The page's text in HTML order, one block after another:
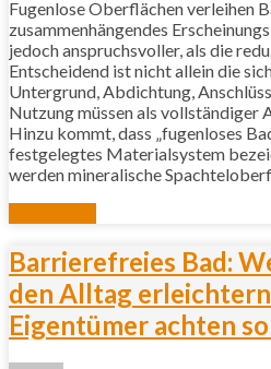
Fugenlose Oberflächen verleihen
zusammenhängendes
jedoch anspruchsvoller, als die
Entscheidend ist nicht allein die
Untergrund, Abdichtung,
Nutzung müssen als vollständiger
Hinzu kommt, dass „fugenloses
festgelegtes Materialsystem
werden mineralische
Barrierefreies Bad:
den Alltag
Eigentümer achten